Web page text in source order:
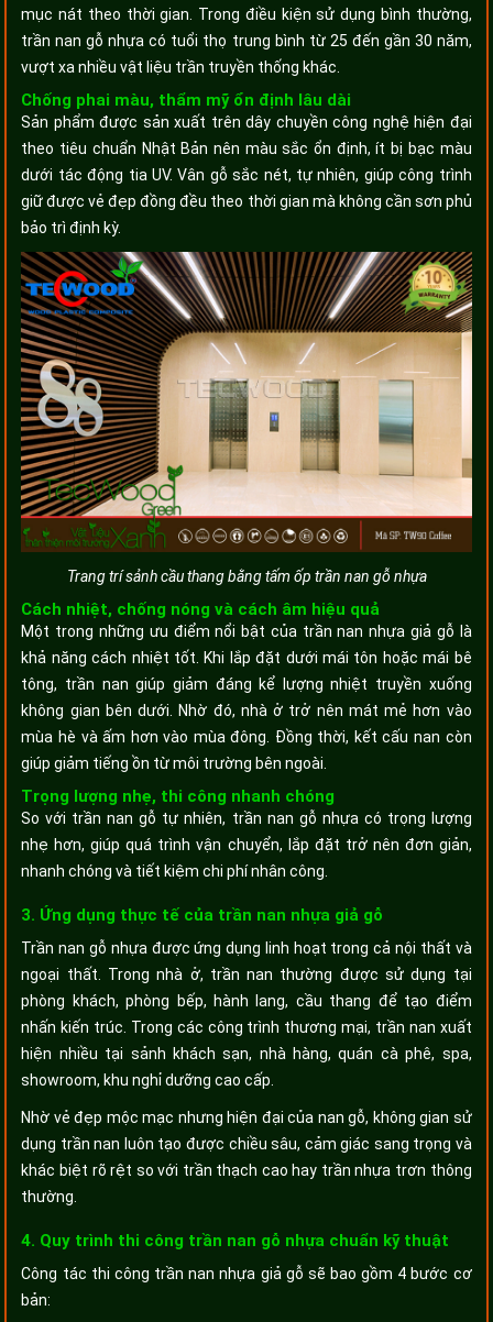
mục nát theo thời gian. Trong điều kiện sử dụng bình thường,
trần nan gỗ nhựa có tuổi thọ trung bình từ 25 đến gần 30 năm,
vượt xa nhiều vật liệu trần truyền thống khác.
Chống phai màu, thẩm mỹ ổn định lâu dài
Sản phẩm được sản xuất trên dây chuyền công nghệ hiện đại
theo tiêu chuẩn Nhật Bản nên màu sắc ổn định, ít bị bạc màu
dưới tác động tia UV. Vân gỗ sắc nét, tự nhiên, giúp công trình
giữ được vẻ đẹp đồng đều theo thời gian mà không cần sơn phủ
bảo trì định kỳ.
Trang trí sảnh cầu thang bằng tấm ốp trần nan gỗ nhựa
Cách nhiệt, chống nóng và cách âm hiệu quả
Một trong những ưu điểm nổi bật của trần nan nhựa giả gỗ là
khả năng cách nhiệt tốt. Khi lắp đặt dưới mái tôn hoặc mái bê
tông, trần nan giúp giảm đáng kể lượng nhiệt truyền xuống
không gian bên dưới. Nhờ đó, nhà ở trở nên mát mẻ hơn vào
mùa hè và ấm hơn vào mùa đông. Đồng thời, kết cấu nan còn
giúp giảm tiếng ồn từ môi trường bên ngoài.
Trọng lượng nhẹ, thi công nhanh chóng
So với trần nan gỗ tự nhiên, trần nan gỗ nhựa có trọng lượng
nhẹ hơn, giúp quá trình vận chuyển, lắp đặt trở nên đơn giản,
nhanh chóng và tiết kiệm chi phí nhân công.
3. Ứng dụng thực tế của trần nan nhựa giả gỗ
Trần nan gỗ nhựa được ứng dụng linh hoạt trong cả nội thất và
ngoại thất. Trong nhà ở, trần nan thường được sử dụng tại
phòng khách, phòng bếp, hành lang, cầu thang để tạo điểm
nhấn kiến trúc. Trong các công trình thương mại, trần nan xuất
hiện nhiều tại sảnh khách sạn, nhà hàng, quán cà phê, spa,
showroom, khu nghỉ dưỡng cao cấp.
Nhờ vẻ đẹp mộc mạc nhưng hiện đại của nan gỗ, không gian sử
dụng trần nan luôn tạo được chiều sâu, cảm giác sang trọng và
khác biệt rõ rệt so với trần thạch cao hay trần nhựa trơn thông
thường.
4. Quy trình thi công trần nan gỗ nhựa chuẩn kỹ thuật
Công tác thi công trần nan nhựa giả gỗ sẽ bao gồm 4 bước cơ
bản: